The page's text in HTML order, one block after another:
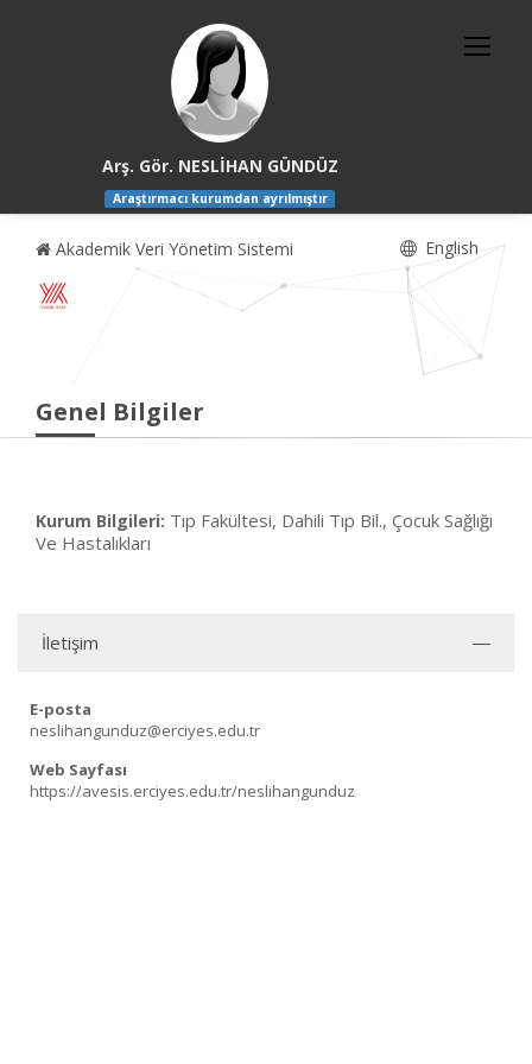
Arş. Gör. NESLİHAN GÜNDÜZ
Araştırmacı kurumdan ayrılmıştır
Akademik Veri Yönetim Sistemi English
Genel Bilgiler
Kurum Bilgileri: Tıp Fakültesi, Dahili Tıp Bil., Çocuk Sağlığı
Ve Hastalıkları
İletişim
E-posta
neslihangunduz@erciyes.edu.tr
Web Sayfası
https://avesis.erciyes.edu.tr/neslihangunduz